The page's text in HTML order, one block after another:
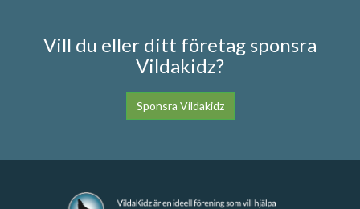
Vill du eller ditt företag sponsra
Vildakidz?
Sponsra Vildakidz